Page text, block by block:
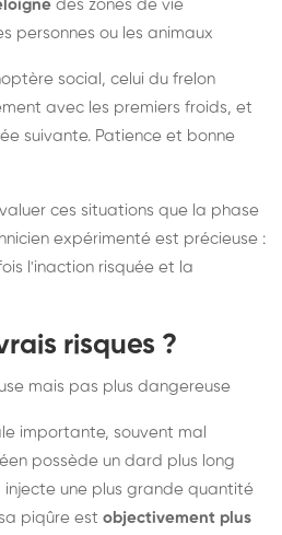
des zones de vie
personnes ou les animaux
social, celui du frelon
avec les premiers froids, et
suivante. Patience et bonne
ces situations que la phase
expérimenté est précieuse :
l'inaction risquée et la
risques ?
mais pas plus dangereuse
importante, souvent mal
possède un dard plus long
injecte une plus grande quantité
piqûre est objectivement plus